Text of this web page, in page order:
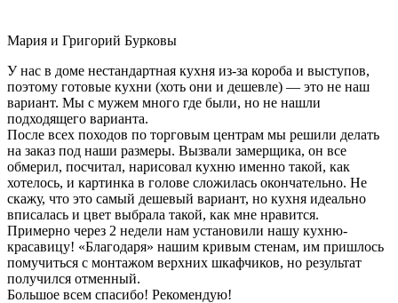
Мария и Григорий Бурковы
У нас в доме нестандартная кухня из-за короба и выступов,
поэтому готовые кухни (хоть они и дешевле) — это не наш
вариант. Мы с мужем много где были, но не нашли
подходящего варианта.
После всех походов по торговым центрам мы решили делать
на заказ под наши размеры. Вызвали замерщика, он все
обмерил, посчитал, нарисовал кухню именно такой, как
хотелось, и картинка в голове сложилась окончательно. Не
скажу, что это самый дешевый вариант, но кухня идеально
вписалась и цвет выбрала такой, как мне нравится.
Примерно через 2 недели нам установили нашу кухню-
красавицу! «Благодаря» нашим кривым стенам, им пришлось
помучиться с монтажом верхних шкафчиков, но результат
получился отменный.
Большое всем спасибо! Рекомендую!